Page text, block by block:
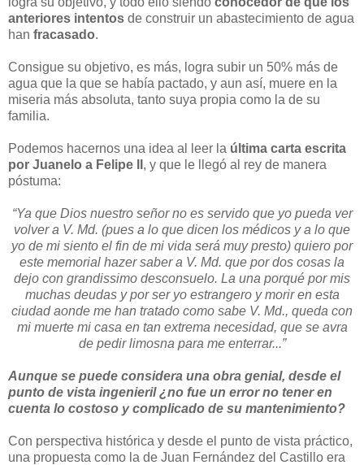
anteriores intentos de construir un abastecimiento de agua
han fracasado.
Consigue su objetivo, es más, logra subir un 50% más de
agua que la que se había pactado, y aun así, muere en la
miseria más absoluta, tanto suya propia como la de su
familia.
Podemos hacernos una idea al leer la última carta escrita
por Juanelo a Felipe II , y que le llegó al rey de manera
póstuma:
“Ya que Dios nuestro señor no es servido que yo pueda ver
volver a V. Md. (pues a lo que dicen los médicos y a lo que
yo de mi siento el fin de mi vida será muy presto) quiero por
este memorial hazer saber a V. Md. que por dos cosas la
dejo con grandissimo desconsuelo. La una porqué por mis
muchas deudas y por ser yo estrangero y morir en esta
ciudad aonde me han tratado como sabe V. Md., queda con
mi muerte mi casa en tan extrema necesidad, que se avra
de pedir limosna para me enterrar...”
Aunque se puede considera una obra genial, desde el
punto de vista ingenieril ¿no fue un error no tener en
cuenta lo costoso y complicado de su mantenimiento?
Con perspectiva histórica y desde el punto de vista práctico,
una propuesta como la de Juan Fernández del Castillo era